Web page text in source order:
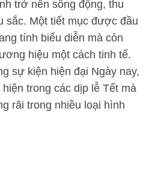
trở nên sống động, thu
sắc. Một tiết mục được đầu
tính biểu diễn mà còn
hiệu một cách tinh tế.
sự kiện hiện đại Ngày nay,
trong các dịp lễ Tết mà
rãi trong nhiều loại hình